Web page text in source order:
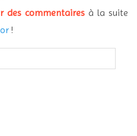
des commentairesà la suite
!